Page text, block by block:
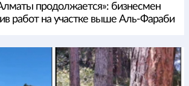
продолжается»: бизнесмен
работ на участке выше Аль-Фараби